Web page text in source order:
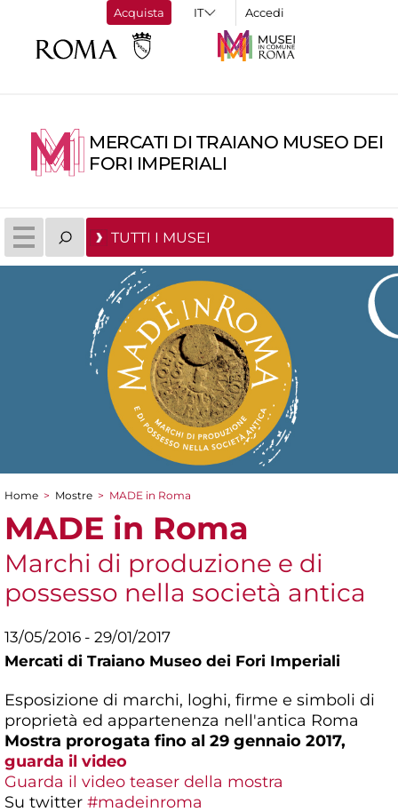
Acquista Accedi
MERCATI DI TRAIANO MUSEO DEI
FORI IMPERIALI
TUTTI I MUSEI
Tu sei qui
Home > Mostre > MADE in Roma
MADE in Roma
Marchi di produzione e di
possesso nella società antica
13/05/2016 - 29/01/2017
Mercati di Traiano Museo dei Fori Imperiali
Esposizione di marchi, loghi, firme e simboli di
proprietà ed appartenenza nell'antica Roma
Mostra prorogata fino al 29 gennaio 2017,
guarda il video
Guarda il video teaser della mostra
Su twitter #madeinroma